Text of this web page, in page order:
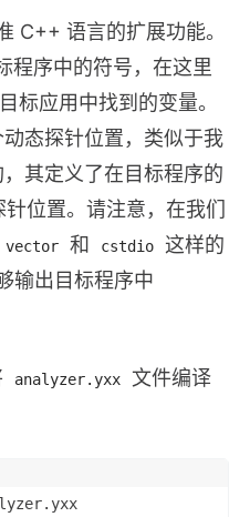
C++ 语言的扩展功能。
程序中的符号，在这里
标应用中找到的变量。
态探针位置，类似于我
其定义了在目标程序的
位置。请注意，在我们
vector 和 cstdio
这样的
输出目标程序中
analyzer.yxx
文件编译